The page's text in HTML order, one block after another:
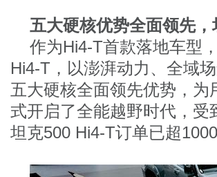
五大硬核优势全面领先
作为Hi4-T首款落地车型
Hi4-T，以澎湃动力、全域
五大硬核全面领先优势，
式开启了全能越野时代，
坦克500 Hi4-T订单已超